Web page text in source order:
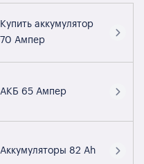
Купить аккумулятор
70 Ампер
АКБ 65 Ампер
Аккумуляторы 82 Ah